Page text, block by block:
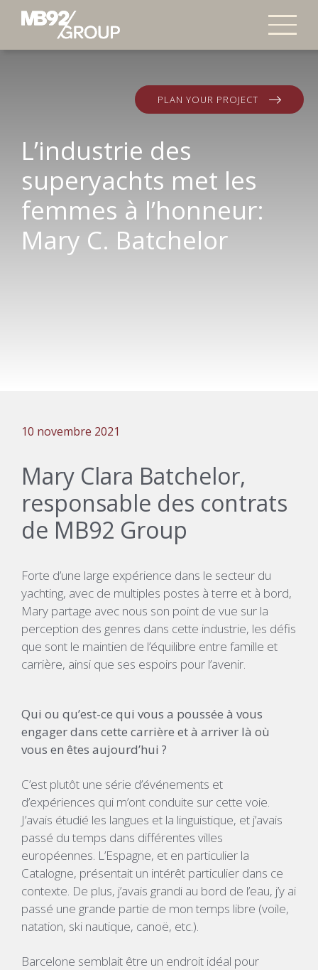
PLAN YOUR PROJECT
L’industrie des
superyachts met les
femmes à l’honneur:
Mary C. Batchelor
10 novembre 2021
Mary Clara Batchelor,
responsable des contrats
de MB92 Group
Forte d’une large expérience dans le secteur du
yachting, avec de multiples postes à terre et à bord,
Mary partage avec nous son point de vue sur la
perception des genres dans cette industrie, les défis
que sont le maintien de l’équilibre entre famille et
carrière, ainsi que ses espoirs pour l’avenir.
Qui ou qu’est-ce qui vous a poussée à vous
engager dans cette carrière et à arriver là où
vous en êtes aujourd’hui ?
C’est plutôt une série d’événements et
d’expériences qui m’ont conduite sur cette voie.
J’avais étudié les langues et la linguistique, et j’avais
passé du temps dans différentes villes
européennes. L’Espagne, et en particulier la
Catalogne, présentait un intérêt particulier dans ce
contexte. De plus, j’avais grandi au bord de l’eau, j’y ai
passé une grande partie de mon temps libre (voile,
natation, ski nautique, canoë, etc.).
Barcelone semblait être un endroit idéal pour